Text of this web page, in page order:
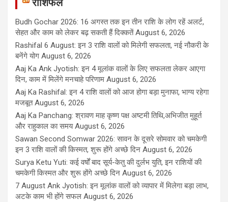
राशिफल
Budh Gochar 2026: 16 अगस्त तक इन तीन राशि के लोग रहें अलर्ट,
सेहत और काम को लेकर बढ़ सकती हैं दिक्कतें August 6, 2026
Rashifal 6 August: इन 3 राशि वालों को मिलेगी सफलता, नई नौकरी के
बनेंगे योग August 6, 2026
Aaj Ka Ank Jyotish: इन 4 मूलांक वालों के लिए सफलता लेकर आएगा
दिन, काम में मिलेंगे मनचाहे परिणाम August 6, 2026
Aaj Ka Rashifal: इन 4 राशि वालों को आज होगा बड़ा मुनाफा, भाग्य रहेगा
मजबूत August 6, 2026
Aaj Ka Panchang: श्रावण माह कृष्ण पक्ष अष्टमी तिथि,अभिजीत मुहूर्त
और राहुकाल का समय August 6, 2026
Sawan Second Somwar 2026: सावन के दूसरे सोमवार को चमकेगी
इन 3 राशि वालों की किस्मत, शुरू होंगे अच्छे दिन August 6, 2026
Surya Ketu Yuti: कई वर्षों बाद सूर्य-केतु की दुर्लभ युति, इन राशियों की
चमकेगी किस्मत और शुरू होंगे अच्छे दिन August 6, 2026
7 August Ank Jyotish: इन मूलांक वालों को व्यापार में मिलेगा बड़ा लाभ,
अटके काम भी होंगे सफल August 6, 2026